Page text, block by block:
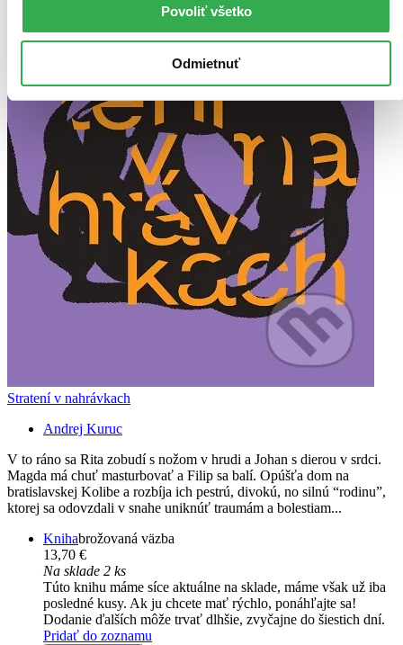
Povoliť všetko
Odmietnuť
Stratení v nahrávkach
Andrej Kuruc
V to ráno sa Rita zobudí s nožom v hrudi a Johan s dierou v srdci.
Magda má chuť masturbovať a Filip sa balí. Opúšťa dom na
bratislavskej Kolibe a rozbíja ich pestrú, divokú, no silnú “rodinu”,
ktorej sa odovzdali v snahe uniknúť traumám a bolestiam...
Knihabrožovaná väzba
13,70 €
Na sklade 2 ks
Túto knihu máme síce aktuálne na sklade, máme však už iba
posledné kusy. Ak ju chcete mať rýchlo, ponáhľajte sa!
Dodanie ďalších môže trvať dlhšie, zvyčajne do šiestich dní.
Pridať do zoznamu